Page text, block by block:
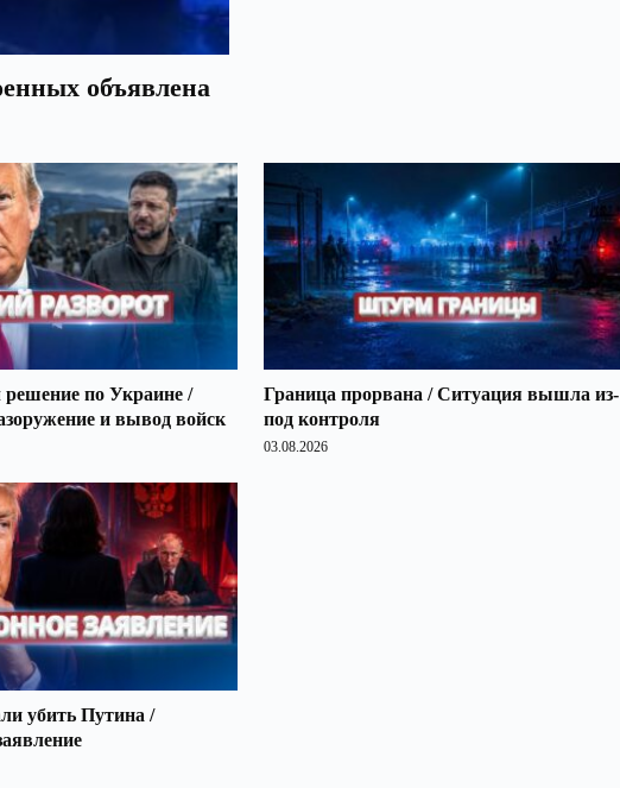
объявлена
по Украине /
и вывод войск
Граница прорвана / Ситуация вышла из-
под контроля
03.08.2026
убить Путина /